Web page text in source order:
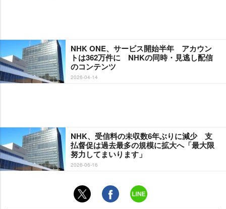
NHK ONE、サービス開始半年 アカウン
トは362万件に NHKの同時・見逃し配信
のコンテンツ
2026-04-14
NHK、受信料の未収数6年ぶりに減少 支
払督促は過去最多の規模に拡大へ「最大限
努力してまいります」
2026-06-16